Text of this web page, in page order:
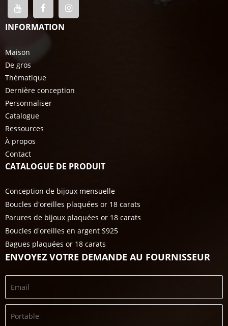
INFORMATION
Maison
De gros
Thématique
Dernière conception
Personnaliser
Catalogue
Ressources
À propos
Contact
CATALOGUE DE PRODUIT
Conception de bijoux mensuelle
Boucles d'oreilles plaquées or 18 carats
Parures de bijoux plaquées or 18 carats
Boucles d'oreilles en argent S925
Bagues plaquées or 18 carats
ENVOYEZ VOTRE DEMANDE AU FOURNISSEUR